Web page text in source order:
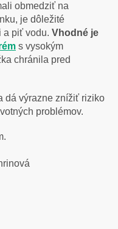
obmedziť na
je dôležité
a piť vodu. Vhodné je
s vysokým
chránila pred
dá výrazne znížiť riziko
problémov.